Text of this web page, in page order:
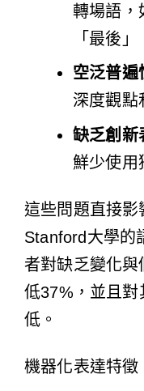
轉場語，
「最後
空泛普遍
深度觀點
缺乏創新
鮮少使用
這些問題直接影
Stanford大學的
者對缺乏變化
低37%，並且
低。
機器化表達特徵